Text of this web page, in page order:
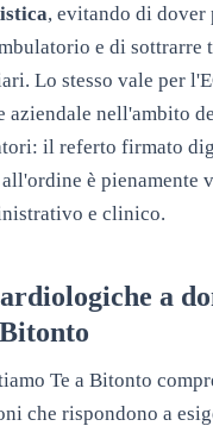
, evitando di dover
e di sottrarre
Lo stesso vale per
aziendale nell'ambito
il referto firmato
è pienamente
e clinico.
a
Bitonto
Te a Bitonto
che rispondono a